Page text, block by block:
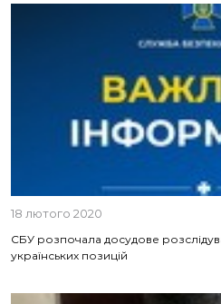
18 лютого 2020
СБУ розпочала досудове
українських позицій